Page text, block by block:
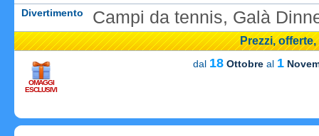
Divertimento Campi da tennis, Galà
Prezzi,
OMAGGI
ESCLUSIVI
dal 18 Ottobre al 1